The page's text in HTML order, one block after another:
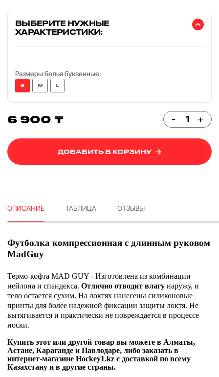
ВЫБЕРИТЕ НУЖНЫЕ
ХАРАКТЕРИСТИКИ:
Размеры белья буквенные:
S M L
6 900 ₸ - +
ДОБАВИТЬ В КОРЗИНУ
ОПИСАНИЕ ТАБЛИЦА ОТЗЫВЫ
Футболка компрессионная с длинным руковом
MadGuy
Термо-кофта MAD GUY - Изготовлена из комбинации
нейлона и спандекса. Отлично отводит влагу наружу, и
тело остается сухим. На локтях нанесены силиконовые
принты для более надежной фиксации защиты локтя. Не
вытягивается и практически не повреждается в процессе
носки.
Купить этот или другой товар вы можете в Алматы,
Астане, Караганде и Павлодаре, либо заказать в
интернет-магазине Hockey1.kz с доставкой по всему
Казахстану и в другие страны.